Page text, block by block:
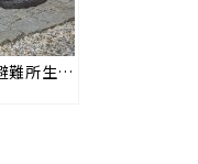
ペットとの避難所生活でトラブルを減らしたい #97